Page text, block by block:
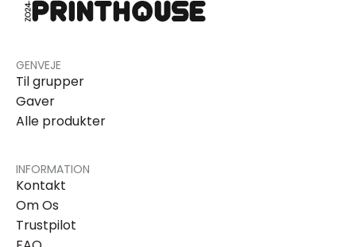
GENVEJE
Til grupper
Gaver
Alle produkter
INFORMATION
Kontakt
Om Os
Trustpilot